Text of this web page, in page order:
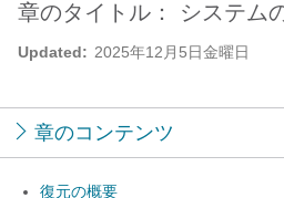
Updated: 2025年12月5日金曜日
章のタイトル： システム
章のコンテンツ
復元の概要